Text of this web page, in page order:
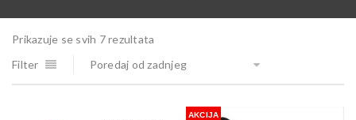
Prikazuje se svih 7 rezultata
Filter
Poredaj od zadnjeg
AKCIJA